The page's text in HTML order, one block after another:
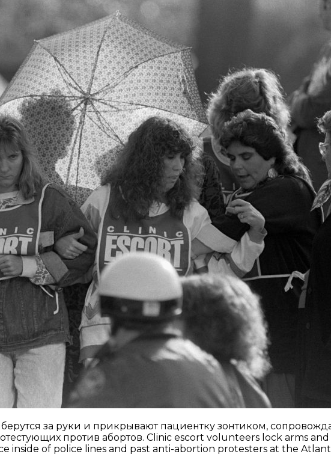
за руки и прикрывают пациентку зонтиком,
против абортов. Clinic escort volunteers lock arms
inside of police lines and past anti-abortion protesters at the